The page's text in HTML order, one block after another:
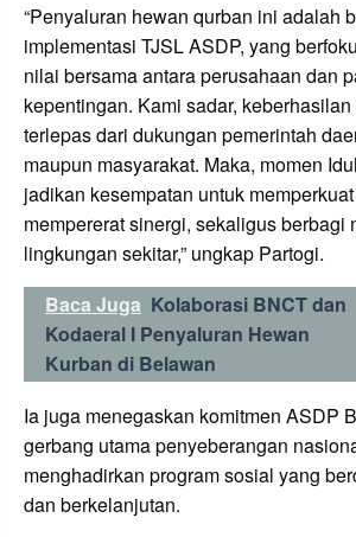
“Penyaluran hewan qurban ini adalah
implementasi TJSL ASDP, yang
nilai bersama antara perusahaan dan
kepentingan. Kami sadar,
terlepas dari dukungan pemerintah
maupun masyarakat. Maka, momen
jadikan kesempatan untuk
mempererat sinergi, sekaligus berbagi
lingkungan sekitar,” ungkap Partogi.
Baca Juga Kolaborasi BNCT dan
Kodaeral I Penyaluran Hewan
Kurban di Belawan
Ia juga menegaskan komitmen ASDP
gerbang utama penyeberangan
menghadirkan program sosial yang
dan berkelanjutan.